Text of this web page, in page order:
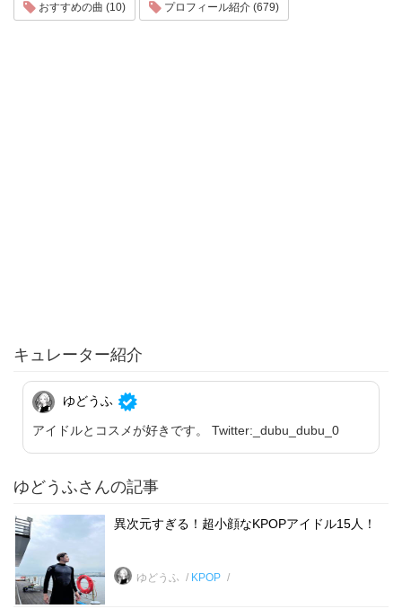
おすすめの曲 (10) プロフィール紹介 (679)
キュレーター紹介
ゆどうふ
アイドルとコスメが好きです。 Twitter:_dubu_dubu_0
ゆどうふさんの記事
異次元すぎる！超小顔なKPOPアイドル15人！
ゆどうふ KPOP